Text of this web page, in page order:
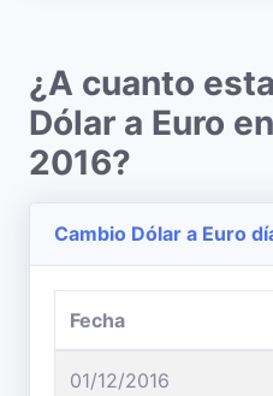
¿A cuanto
Dólar a Euro
2016?
Cambio Dólar a Euro
Fecha
01/12/2016